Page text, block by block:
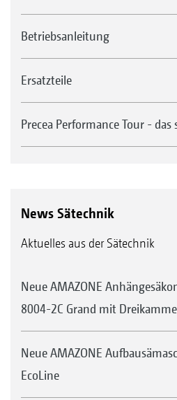
Betriebsanleitung
Ersatzteile
Precea Performance Tour - das
News Sätechnik
Aktuelles aus der Sätechnik
Neue AMAZONE
8004-2C Grand mit
Neue AMAZONE
EcoLine